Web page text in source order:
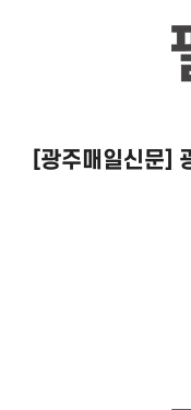
[광주매일신문]